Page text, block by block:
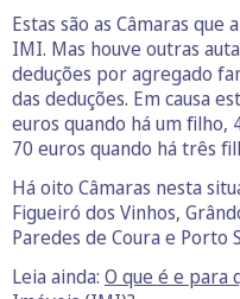
Estas são as Câmaras que
IMI. Mas houve outras
deduções por agregado
das deduções. Em causa
euros quando há um filho,
70 euros quando há três
Há oito Câmaras nesta
Figueiró dos Vinhos,
Paredes de Coura e Porto
Leia ainda: O que é e para